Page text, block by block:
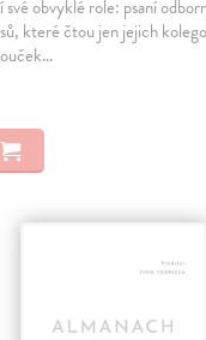
obvyklé role: psaní
které čtou jen jejich